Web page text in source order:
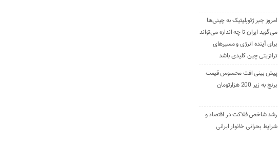
امروز جبر ژئوپلیتیک به چینی‌ها
می‌گوید ایران تا چه اندازه می‌تواند
برای آینده انرژی و مسیرهای
ترانزیتی چین کلیدی باشد
پیش بینی افت محسوس قیمت
برنج به زیر 200 هزارتومان
رشد شاخص فلاکت در اقتصاد و
شرایط بحرانی خانوار ایرانی